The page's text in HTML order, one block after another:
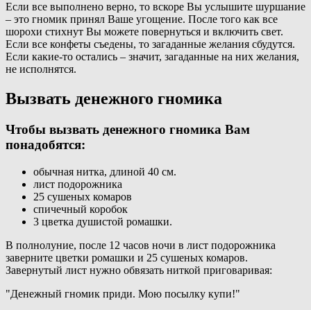
Если все выполнено верно, то вскоре Вы услышите шуршание
– это гномик принял Ваше угощение. После того как все
шорохи стихнут Вы можете повернуться и включить свет.
Если все конфеты съедены, то загаданные желания сбудутся.
Если какие-то остались – значит, загаданные на них желания,
не исполнятся.
Вызвать денежного гномика
Чтобы вызвать денежного гномика Вам
понадобятся:
обычная нитка, длиной 40 см.
лист подорожника
25 сушеных комаров
спичечный коробок
3 цветка душистой ромашки.
В полнолуние, после 12 часов ночи в лист подорожника
заверните цветки ромашки и 25 сушеных комаров.
Завернутый лист нужно обвязать ниткой приговаривая:
"Денежный гномик приди. Мою посылку купи!"